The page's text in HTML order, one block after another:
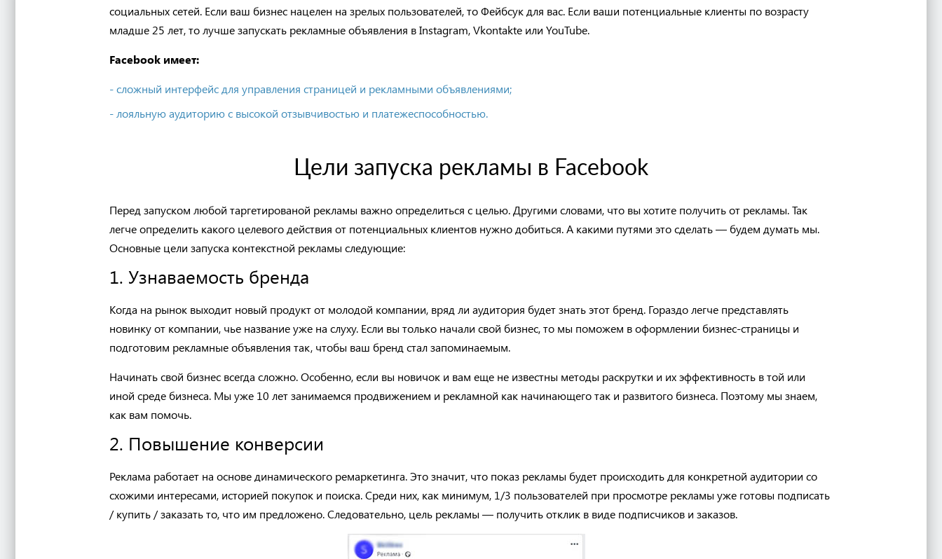
социальных сетей. Если ваш бизнес нацелен на зрелых пользователей, то Фейбсук для вас. Если ваши потенциальные клиенты по возрасту
младше 25 лет, то лучше запускать рекламные объявления вInstagram, Vkontakte или YouTube.
Facebook имеет:
- сложный интерфейс для управления страницей и рекламными объявлениями;
- лояльную аудиторию с высокой отзывчивостью и платежеспособностью.
Цели запуска рекламы в Facebook
Перед запуском любой таргетированой рекламы важно определиться с целью. Другими словами, что вы хотите получить от рекламы. Так
легче определить какого целевого действия от потенциальных клиентов нужно добиться. А какими путями это сделать — будем думать мы.
Основные цели запуска контекстной рекламы следующие:
1. Узнаваемость бренда
Когда на рынок выходит новый продукт от молодой компании, вряд ли аудитория будет знать этот бренд. Гораздо легче представлять
новинку от компании, чье название уже на слуху. Если вы только начали свой бизнес, то мы поможем в оформлении бизнес-страницы и
подготовим рекламные объявления так, чтобы ваш бренд стал запоминаемым.
Начинать свой бизнес всегда сложно. Особенно, если вы новичок и вам еще не известны методы раскрутки и их эффективность в той или
иной среде бизнеса. Мы уже 10 лет занимаемся продвижением и рекламной как начинающего так и развитого бизнеса. Поэтому мы знаем,
как вам помочь.
2. Повышение конверсии
Реклама работает на основе динамического ремаркетинга. Это значит, что показ рекламы будет происходить для конкретной аудитории со
схожими интересами, историей покупок и поиска. Среди них, как минимум, 1/3 пользователей при просмотре рекламы уже готовы подписать
/ купить / заказать то, что им предложено. Следовательно, цель рекламы — получить отклик в виде подписчиков и заказов.